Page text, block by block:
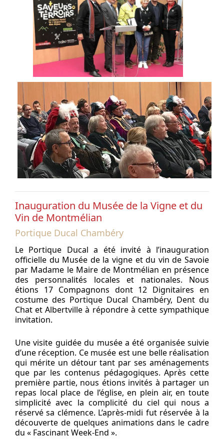
Inauguration du Musée de la Vigne et du
Vin de Montmélian
Portique Ducal Chambéry
Le Portique Ducal a été invité à l’inauguration
officielle du Musée de la vigne et du vin de Savoie
par Madame le Maire de Montmélian en présence
des personnalités locales et nationales. Nous
étions 17 Compagnons dont 12 Dignitaires en
costume des Portique Ducal Chambéry, Dent du
Chat et Albertville à répondre à cette sympathique
invitation.
Une visite guidée du musée a été organisée suivie
d’une réception. Ce musée est une belle réalisation
qui mérite un détour tant par ses aménagements
que par les contenus pédagogiques. Après cette
première partie, nous étions invités à partager un
repas local place de l’église, en plein air, en toute
simplicité avec la complicité du ciel qui nous a
réservé sa clémence. L’après-midi fut réservée à la
découverte de quelques animations dans le cadre
du « Fascinant Week-End ».